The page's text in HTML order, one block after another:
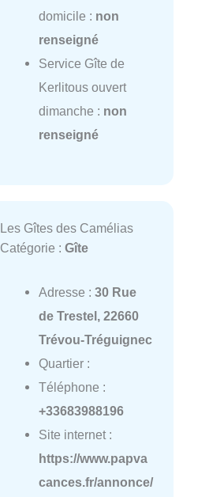
domicile : non
renseigné
Service Gîte de
Kerlitous ouvert
dimanche : non
renseigné
Les Gîtes des Camélias
Catégorie : Gîte
Adresse : 30 Rue
de Trestel, 22660
Trévou-Tréguignec
Quartier :
Téléphone :
+33683988196
Site internet :
https://www.papva
cances.fr/annonce/